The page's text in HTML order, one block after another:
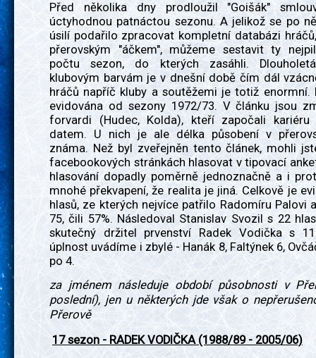
Před několika dny prodloužil "Goišák"
úctyhodnou patnáctou sezonu. A jelikož se po
úsilí podařilo zpracovat kompletní databázi
přerovským "áčkem", můžeme sestavit ty
počtu sezon, do kterých zasáhli.
klubovým barvám je v dnešní době čím dál
hráčů napříč kluby a soutěžemi je totiž enormní.
evidována od sezony 1972/73. V článku jsou
forvardi (Hudec, Kolda), kteří započali
datem. U nich je ale délka působení v
známa. Než byl zveřejněn tento článek, mohli
facebookových stránkách hlasovat v tipovací
hlasování dopadly poměrně jednoznačně a i
mnohé překvapení, že realita je jiná. Celkově je
hlasů, ze kterých nejvíce patřilo Radomíru Palovi
75, čili 57%. Následoval Stanislav Svozil s 22
skutečný držitel prvenství Radek Vodička s
úplnost uvádíme i zbylé - Hanák 8, Faltýnek 6,
po 4.
za jménem následuje období působnosti v
poslední), jen u některých jde však o
Přerově
17 sezon - RADEK VODIČKA (1988/89 - 2005/06)